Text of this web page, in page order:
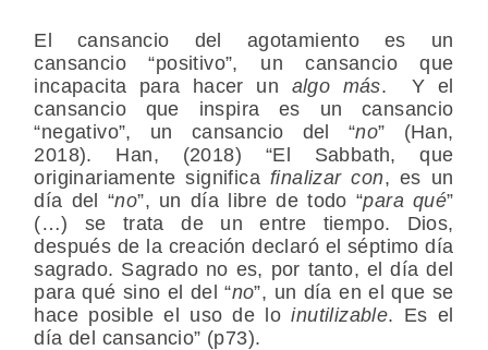
El cansancio del agotamiento es un
cansancio “positivo”, un cansancio que
incapacita para hacer un algo más. Y el
cansancio que inspira es un cansancio
“negativo”, un cansancio del “no” (Han,
2018). Han, (2018) “El Sabbath, que
originariamente significa finalizar con, es un
día del “no”, un día libre de todo “para qué”
(…) se trata de un entre tiempo. Dios,
después de la creación declaró el séptimo día
sagrado. Sagrado no es, por tanto, el día del
para qué sino el del “no”, un día en el que se
hace posible el uso de loinutilizable. Es el
día del cansancio” (p73).